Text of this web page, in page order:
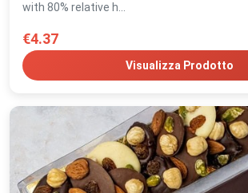
with 80% relative h...
€4.37
Visualizza Prodotto